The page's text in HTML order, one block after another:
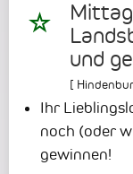
und
[
Ihr
noch (oder
gewinnen!